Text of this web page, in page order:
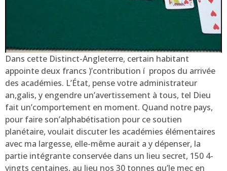
Dans cette Distinct-Angleterre, certain habitant
appointe deux francs )’contribution í propos du arrivée
des académies. L’État, pense votre administrateur
an,galis, y engendre un’avertissement à tous, tel Dieu
fait un’comportement en moment. Quand notre pays,
pour faire son’alphabétisation pour ce soutien
planétaire, voulait discuter les académies élémentaires
avec ma largesse, elle-même aurait a y dépenser, la
partie intégrante conservée dans un lieu secret, 150 4-
vingts centaines, au lieu nos 30 tonnes qu’le mec en